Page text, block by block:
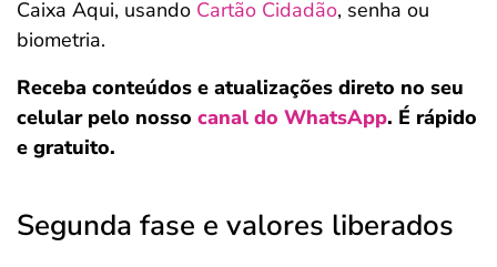
Caixa Aqui, usando Cartão Cidadão, senha ou
biometria.
Receba conteúdos e atualizações direto no seu
celular pelo nosso canal do WhatsApp. É rápido
e gratuito.
Segunda fase e valores liberados